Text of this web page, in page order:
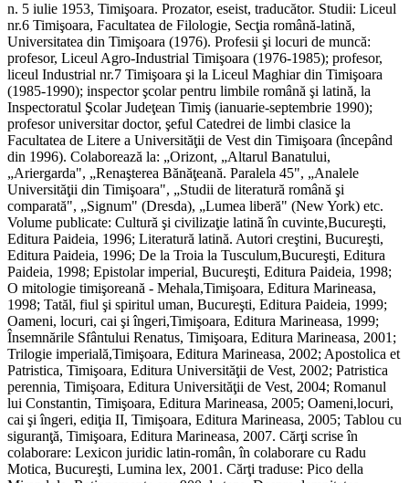
n. 5 iulie 1953, Timişoara. Prozator, eseist, traducător. Studii: Liceul
nr.6 Timişoara, Facultatea de Filologie, Secţia română-latină,
Universitatea din Timişoara (1976). Profesii şi locuri de muncă:
profesor, Liceul Agro-Industrial Timişoara (1976-1985); profesor,
liceul Industrial nr.7 Timişoara şi la Liceul Maghiar din Timişoara
(1985-1990); inspector şcolar pentru limbile română şi latină, la
Inspectoratul Şcolar Judeţean Timiş (ianuarie-septembrie 1990);
profesor universitar doctor, şeful Catedrei de limbi clasice la
Facultatea de Litere a Universităţii de Vest din Timişoara (începând
din 1996). Colaborează la: „Orizont, „Altarul Banatului,
„Ariergarda", „Renaşterea Bănăţeană. Paralela 45", „Analele
Universităţii din Timişoara", „Studii de literatură română şi
comparată", „Signum" (Dresda), „Lumea liberă" (New York) etc.
Volume publicate: Cultură şi civilizaţie latină în cuvinte,Bucureşti,
Editura Paideia, 1996; Literatură latină. Autori creştini, Bucureşti,
Editura Paideia, 1996; De la Troia la Tusculum,Bucureşti, Editura
Paideia, 1998; Epistolar imperial, Bucureşti, Editura Paideia, 1998;
O mitologie timişoreană - Mehala,Timişoara, Editura Marineasa,
1998; Tatăl, fiul şi spiritul uman, Bucureşti, Editura Paideia, 1999;
Oameni, locuri, cai şi îngeri,Timişoara, Editura Marineasa, 1999;
Însemnările Sfântului Renatus, Timişoara, Editura Marineasa, 2001;
Trilogie imperială,Timişoara, Editura Marineasa, 2002; Apostolica et
Patristica, Timişoara, Editura Universităţii de Vest, 2002; Patristica
perennia, Timişoara, Editura Universităţii de Vest, 2004; Romanul
lui Constantin, Timişoara, Editura Marineasa, 2005; Oameni,locuri,
cai şi îngeri, ediţia II, Timişoara, Editura Marineasa, 2005; Tablou cu
siguranţă, Timişoara, Editura Marineasa, 2007. Cărţi scrise în
colaborare: Lexicon juridic latin-român, în colaborare cu Radu
Motica, Bucureşti, Lumina lex, 2001. Cărţi traduse: Pico della